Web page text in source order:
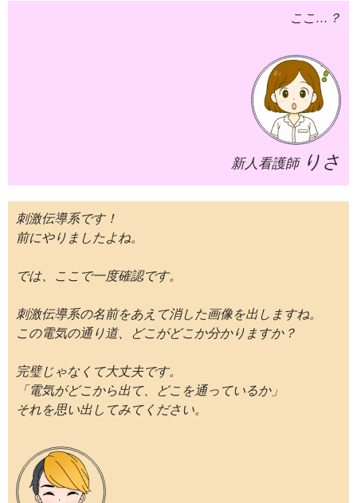
ここ…？
新人看護師 りさ
刺激伝導系です！
前にやりましたよね。
では、ここで一度確認です。
刺激伝導系の名前をあえて消した画像を出しますね。
この電気の通り道、どこがどこか分かりますか？
完璧じゃなくて大丈夫です。
「電気がどこから出て、どこを通っているか」
それを思い出してみてください。